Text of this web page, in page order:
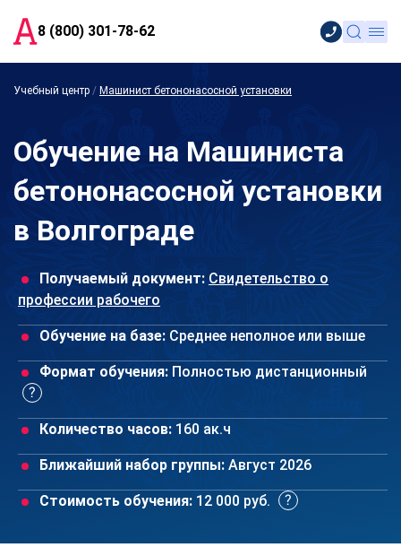
8 (800) 301-78-62
Учебный центр / Машинист бетононасосной установки
Обучение на Машиниста
бетононасосной установки
в Волгограде
Получаемый документ: Свидетельство о
профессии рабочего
Обучение на базе: Среднее неполное или выше
Формат обучения: Полностью дистанционный
Количество часов: 160 ак.ч
Ближайший набор группы: Август 2026
Стоимость обучения: 12 000 руб.